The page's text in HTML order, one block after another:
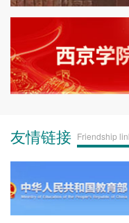
友情链接 Friendship